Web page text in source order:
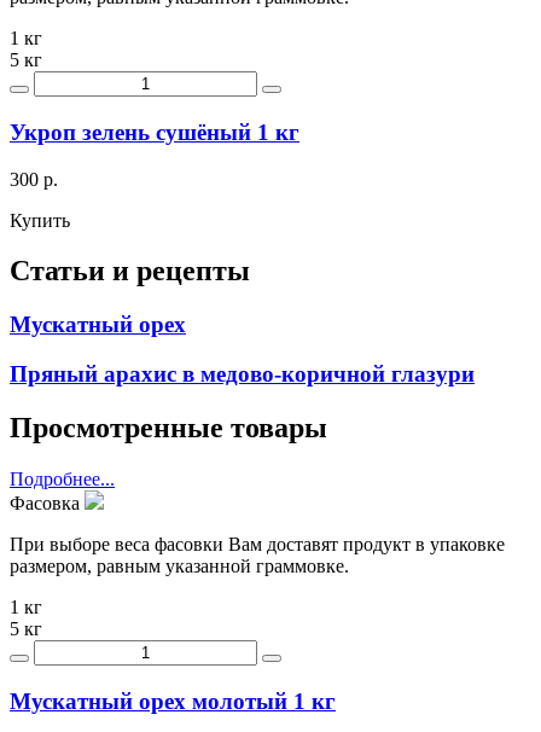
1 кг
5 кг
Укроп зелень сушёный 1 кг
300 р.
Купить
Статьи и рецепты
Мускатный орех
Пряный арахис в медово-коричной глазури
Просмотренные товары
Подробнее...
Фасовка
При выборе веса фасовки Вам доставят продукт в упаковке
размером, равным указанной граммовке.
1 кг
5 кг
Мускатный орех молотый 1 кг